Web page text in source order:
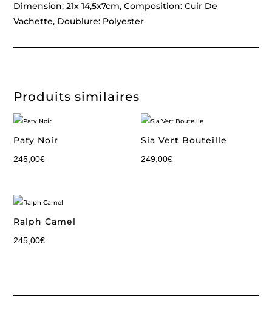
Dimension: 21x 14,5x7cm, Composition: Cuir De
Vachette, Doublure: Polyester
Produits similaires
Paty Noir
245,00€
Sia Vert Bouteille
249,00€
Ralph Camel
245,00€